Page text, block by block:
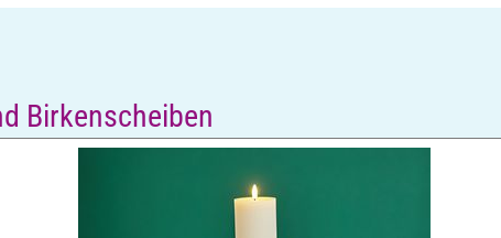
Birkenscheiben